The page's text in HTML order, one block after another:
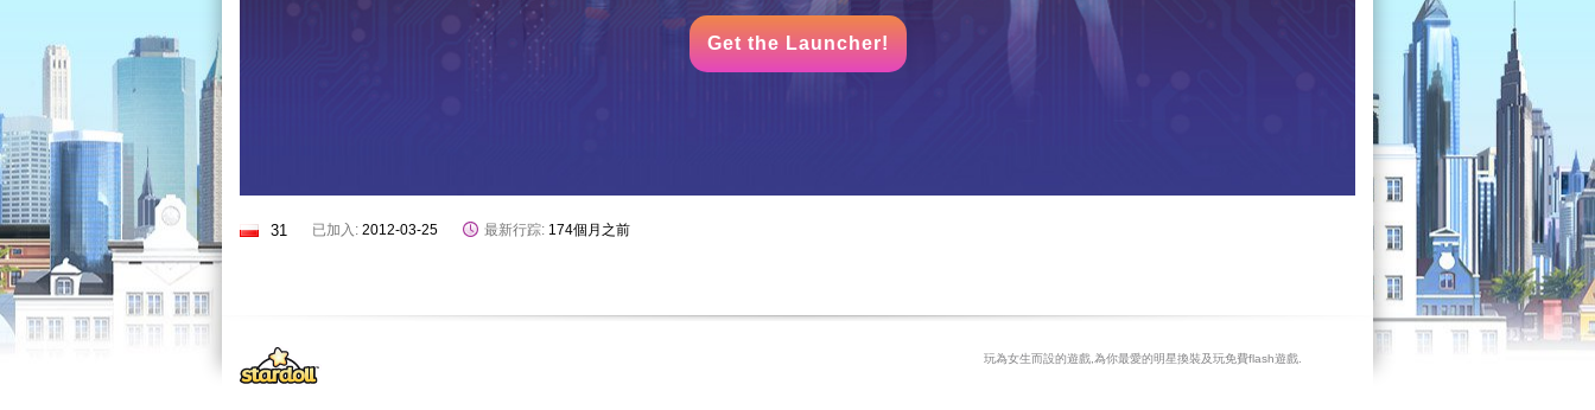
Get the Launcher!
31 已加入: 2012-03-25 最新行踪: 174個月之前
玩為女生而設的遊戲,為你最愛的明星換裝及玩免費flash遊戲.